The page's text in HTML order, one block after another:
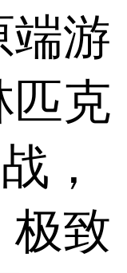
端游
匹克
，
极致